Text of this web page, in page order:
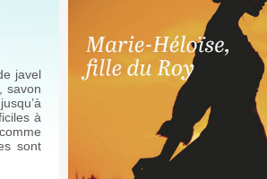
javel
savon
à
sont